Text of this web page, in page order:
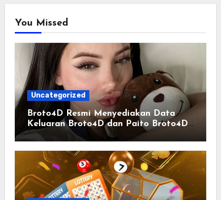
You Missed
Uncategorized
Broto4D Resmi Menyediakan Data
Keluaran Broto4D dan Paito Broto4D
yang Selalu Diperbarui